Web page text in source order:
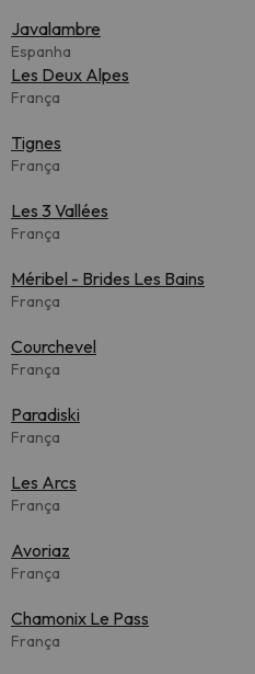
Javalambre
Espanha
Les Deux Alpes
França
Tignes
França
Les 3 Vallées
França
Méribel - Brides Les Bains
França
Courchevel
França
Paradiski
França
Les Arcs
França
Avoriaz
França
Chamonix Le Pass
França